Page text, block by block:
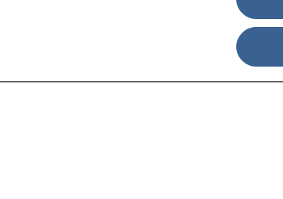
Other languages
Lättläst svenska